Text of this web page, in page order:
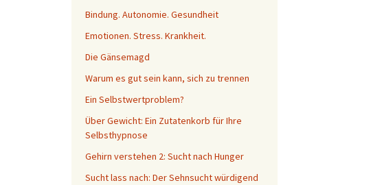
Bindung. Autonomie. Gesundheit
Emotionen. Stress. Krankheit.
Die Gänsemagd
Warum es gut sein kann, sich zu trennen
Ein Selbstwertproblem?
Über Gewicht: Ein Zutatenkorb für Ihre
Selbsthypnose
Gehirn verstehen 2: Sucht nach Hunger
Sucht lass nach: Der Sehnsucht würdigend